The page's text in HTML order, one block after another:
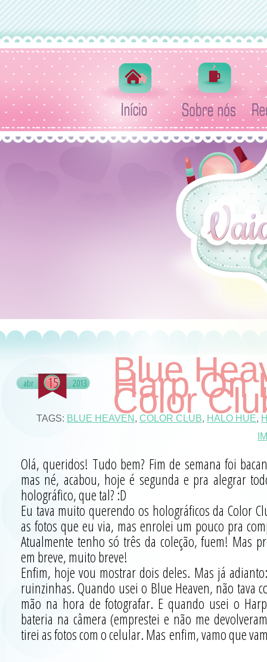
abr 15 2013 Blue
Harp On
Color
TAGS: BLUE HEAVEN ,COLOR CLUB, HALO HUE,
Olá, queridos! Tudo bem? Fim de semana foi
mas né, acabou, hoje é segunda e pra alegrar
holográfico, que tal? :D
Eu tava muito querendo os holográficos da Color
as fotos que eu via, mas enrolei um pouco pra
Atualmente tenho só três da coleção, fuem! Mas
em breve, muito breve!
Enfim, hoje vou mostrar dois deles. Mas já
ruinzinhas. Quando usei o Blue Heaven, não tava
mão na hora de fotografar. E quando usei o
bateria na câmera (emprestei e não me
tirei as fotos com o celular. Mas enfim, vamo que